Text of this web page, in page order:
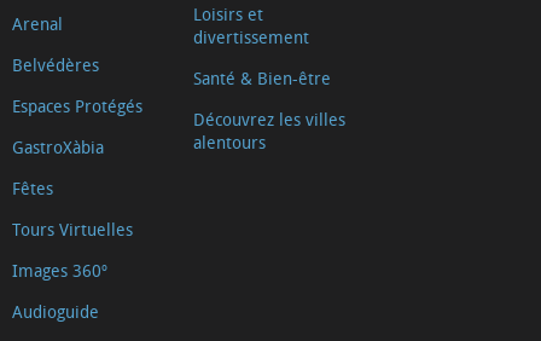
Arenal
Belvédères
Espaces Protégés
GastroXàbia
Fêtes
Tours Virtuelles
Images 360º
Audioguide
Loisirs et
divertissement
Santé & Bien-être
Découvrez les villes
alentours